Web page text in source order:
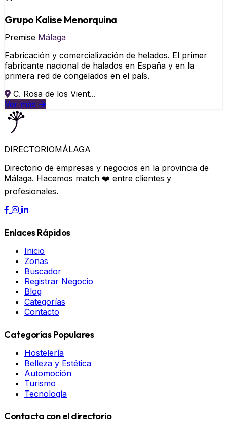
Grupo Kalise Menorquina
Premise Málaga
Fabricación y comercialización de helados. El primer
fabricante nacional de halados en España y en la
primera red de congelados en el país.
C. Rosa de los Vient...
Ver más
DIRECTORIOMÁLAGA
Directorio de empresas y negocios en la provincia de
Málaga. Hacemos match ❤️ entre clientes y
profesionales.
Enlaces Rápidos
Inicio
Zonas
Buscador
Registrar Negocio
Blog
Categorías
Contacto
Categorías Populares
Hostelería
Belleza y Estética
Automoción
Turismo
Tecnología
Contacta con el directorio